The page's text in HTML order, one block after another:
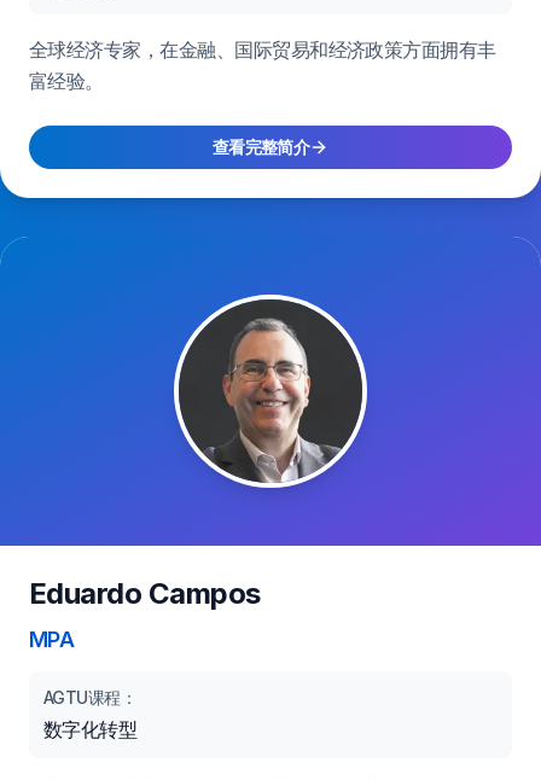
全球经济专家，在金融、国际贸易和经济政策方面拥有丰
富经验。
查看完整简介
Eduardo Campos
MPA
AGTU课程：
数字化转型